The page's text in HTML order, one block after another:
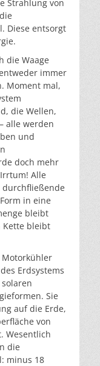
Strahlung von
Diese entsorgt
die Waage
immer
Moment mal,
die Wellen,
alle werden
und
doch mehr
Alle
durchfließende
in eine
bleibt
Kette bleibt
Motorkühler
Erdsystems
Sie
auf die Erde,
von
Wesentlich
die
minus 18